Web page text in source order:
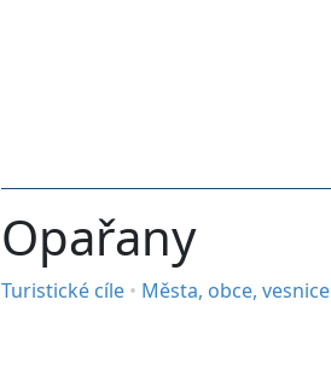
Opařany
Turistické cíle • Města, obce, vesnice